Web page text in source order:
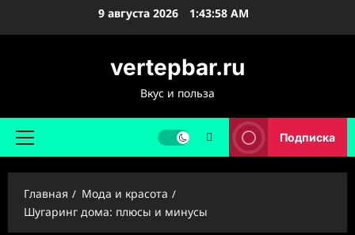
9 августа 2026 1:44:00 AM
vertepbar.ru
Вкус и польза
Основное
Подписка
Главная
Мода и красота
Шугаринг дома: плюсы и минусы